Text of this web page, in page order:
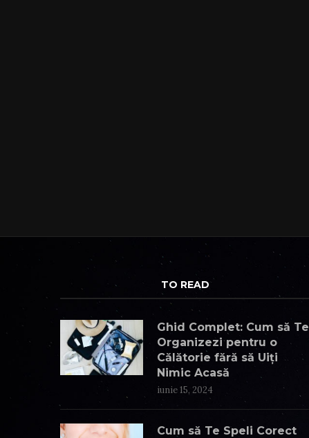
TO READ
Ghid Complet: Cum să Te
Organizezi pentru o
Călătorie fără să Uiți
Nimic Acasă
iunie 15, 2024
Cum să Te Speli Corect